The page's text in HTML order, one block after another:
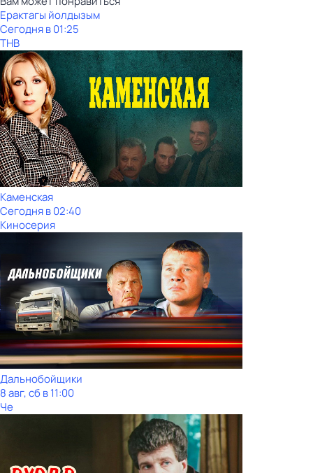
Ерактагы йолдызым
Сегодня в 01:25
ТНВ
Каменская
Сегодня в 02:40
Киносерия
Дальнобойщики
8 авг, сб в 11:00
Че